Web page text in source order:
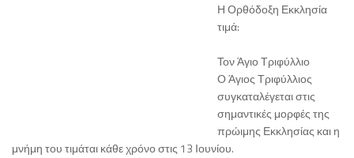
Η Ορθόδοξη Εκκλησία
τιμά:
Τον Άγιο Τριφύλλιο
Ο Άγιος Τριφύλλιος
συγκαταλέγεται στις
σημαντικές μορφές της
πρώιμης Εκκλησίας και η
μνήμη του τιμάται κάθε χρόνο στις 13 Ιουνίου.